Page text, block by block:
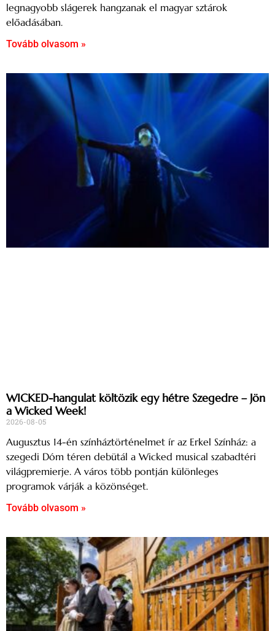
legnagyobb slágerek hangzanak el magyar sztárok
előadásában.
Tovább olvasom »
WICKED-hangulat költözik egy hétre Szegedre – Jön
a Wicked Week!
2026-08-05
Augusztus 14-én színháztörténelmet ír az Erkel Színház: a
szegedi Dóm téren debütál a Wicked musical szabadtéri
világpremierje. A város több pontján különleges
programok várják a közönséget.
Tovább olvasom »